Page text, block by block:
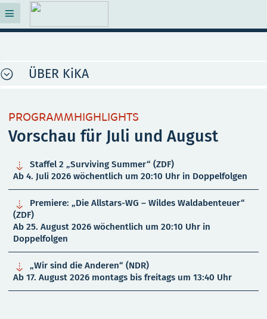
ÜBER KiKA
PROGRAMMHIGHLIGHTS
Vorschau für Juli und August

Staffel 2 „Surviving Summer“ (ZDF)
Ab 4. Juli 2026 wöchentlich um 20:10 Uhr in Doppelfolgen

Premiere: „Die Allstars-WG – Wildes Waldabenteuer“
(ZDF)
Ab 25. August 2026 wöchentlich um 20:10 Uhr in
Doppelfolgen

„Wir sind die Anderen“ (NDR)
Ab 17. August 2026 montags bis freitags um 13:40 Uhr